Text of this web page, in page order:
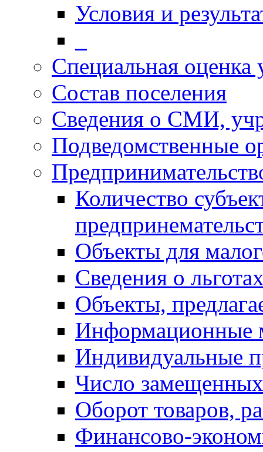
Условия и
Специальная оценка
Состав поселения
Сведения о СМИ,
Подведомственные
Количество
Объекты для
Сведения о
Объекты,
Информационные
Индивидуальные
Число
Оборот товаров,
Финансово-